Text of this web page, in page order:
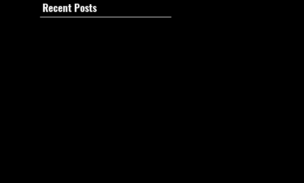
Recent Posts